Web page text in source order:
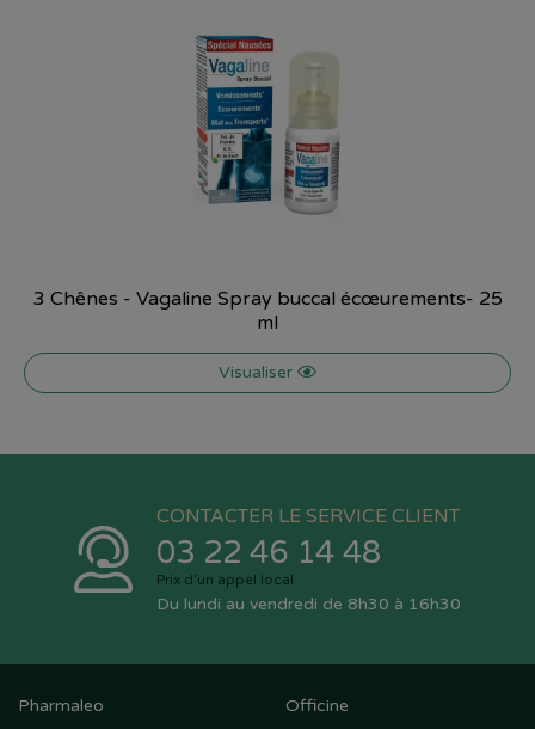
3 Chênes - Vagaline Spray buccal écœurements- 25
ml
Visualiser
CONTACTER LE SERVICE CLIENT
03 22 46 14 48
Prix d’un appel local
Du lundi au vendredi de 8h30 à 16h30
Pharmaleo Officine